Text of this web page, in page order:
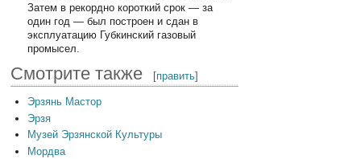
Затем в рекордно короткий срок — за
один год — был построен и сдан в
эксплуатацию Губкинский газовый
промысел.
Смотрите также [править]
Эрзянь Мастор
Эрзя
Музей Эрзянской Культуры
Мордва